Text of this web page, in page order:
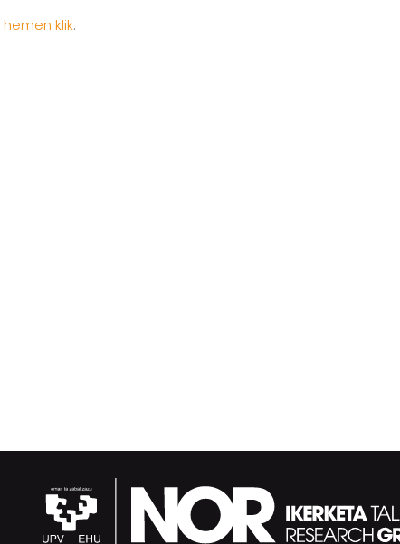
hemen klik.